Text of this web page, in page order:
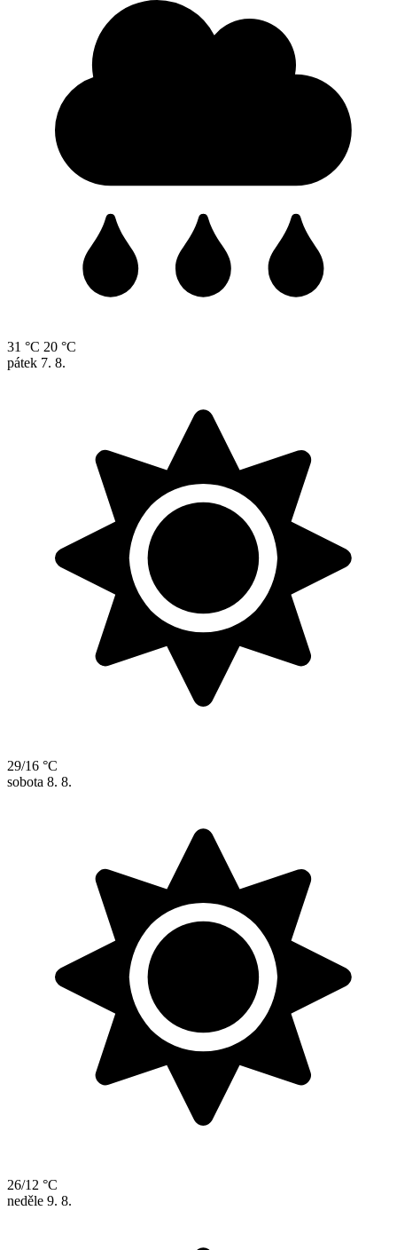
31 °C 20 °C
pátek 7. 8.
29/16 °C
sobota 8. 8.
26/12 °C
neděle 9. 8.